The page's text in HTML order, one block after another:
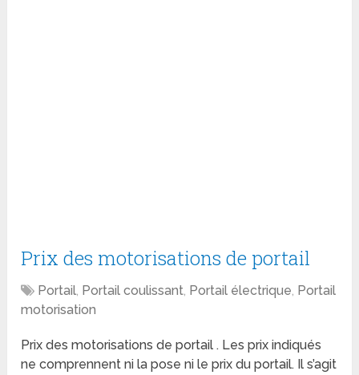
Prix des motorisations de portail
Portail, Portail coulissant, Portail électrique, Portail
motorisation
Prix des motorisations de portail . Les prix indiqués
ne comprennent ni la pose ni le prix du portail. Il s’agit